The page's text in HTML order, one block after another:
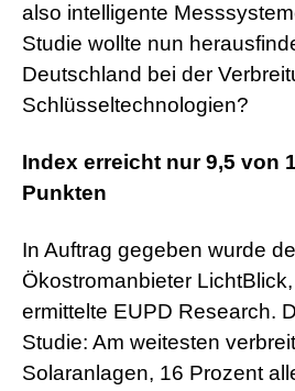
also intelligente
Studie wollte nun
Deutschland bei der
Schlüsseltechnologien?
Index erreicht nur 9,5 von
Punkten
In Auftrag gegeben wurde
Ökostromanbieter
ermittelte EUPD Research.
Studie: Am weitesten
Solaranlagen, 16 Prozent